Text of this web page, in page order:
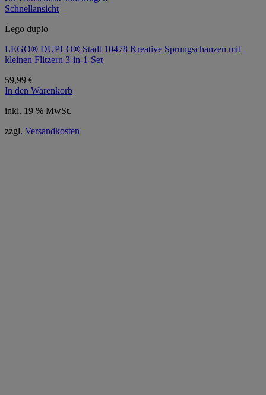
Schnellansicht
Lego duplo
LEGO® DUPLO® Stadt 10478 Kreative Sprungschanzen mit
kleinen Flitzern 3-in-1-Set
59,99 €
In den Warenkorb
inkl. 19 % MwSt.
zzgl. Versandkosten